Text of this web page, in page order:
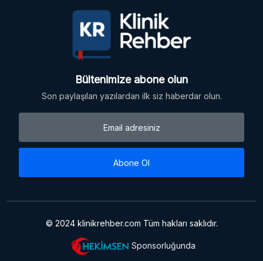
Bültenimize abone olun
Son paylaşılan yazılardan ilk siz haberdar olun.
Abone Ol
© 2024 klinikrehber.com Tüm hakları saklıdır.
Sponsorluğunda